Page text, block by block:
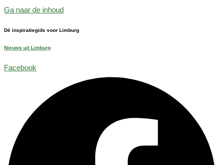
Ga naar de inhoud
Dé inspiratiegids voor Limburg
Nieuws uit Limburg
Facebook